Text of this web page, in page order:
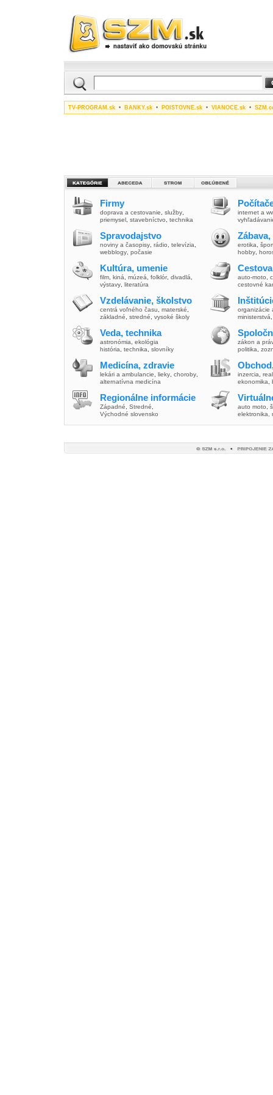
TV-PROGRAM.sk • BANKY.sk • POISTOVNE.sk • VIANOCE.sk •
Firmy
doprava a cestovanie služby
priemysel stavebníctvo technika
Spravodajstvo
noviny a časopisy rádio televízia
webblogy počasie
Kultúra, umenie
film kiná múzeá folklór, divadlá
výstavy literatúra
Vzdelávanie, školstvo
centrá voľného času materské
základné
stredné vysoké školy
Veda, technika
astronómia
ekológia
história
technika slovníky
Medicína, zdravie
lekári a ambulancie lieky choroby
alternatívna medicína
Regionálne informácie
Západné Stredné
Východné slovensko
internet a
erotika
hobby
auto-moto
cestovné
organizácie
ministerstvá
zákon a
politika
inzercia
ekonomika
auto moto
elektronika,